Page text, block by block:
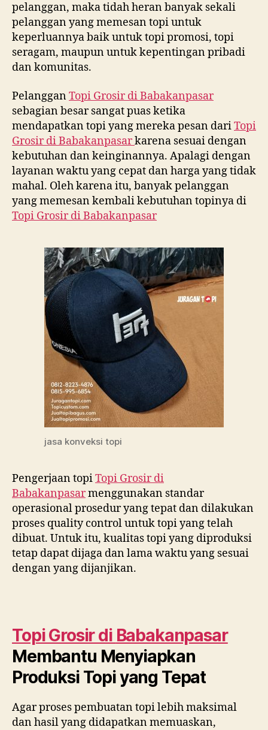
pelanggan, maka tidah heran banyak sekali
pelanggan yang memesan topi untuk
keperluannya baik untuk topi promosi, topi
seragam, maupun untuk kepentingan pribadi
dan komunitas.
PelangganTopi Grosir diBabakanpasar
sebagian besar sangat puas ketika
mendapatkan topi yang mereka pesan dariTopi
Grosir diBabakanpasarkarena sesuai dengan
kebutuhan dan keinginannya. Apalagi dengan
layanan waktu yang cepat dan harga yang tidak
mahal. Oleh karena itu, banyak pelanggan
yang memesan kembali kebutuhan topinya di
Topi Grosir diBabakanpasar
jasa konveksi topi
Pengerjaan topiTopi Grosir di
Babakanpasarmenggunakan standar
operasional prosedur yang tepat dan dilakukan
proses quality control untuk topi yang telah
dibuat. Untuk itu, kualitas topi yang diproduksi
tetap dapat dijaga dan lama waktu yang sesuai
dengan yang dijanjikan.
Topi Grosir di Babakanpasar
Membantu Menyiapkan
Produksi Topi yang Tepat
Agar proses pembuatan topi lebih maksimal
dan hasil yang didapatkan memuaskan,